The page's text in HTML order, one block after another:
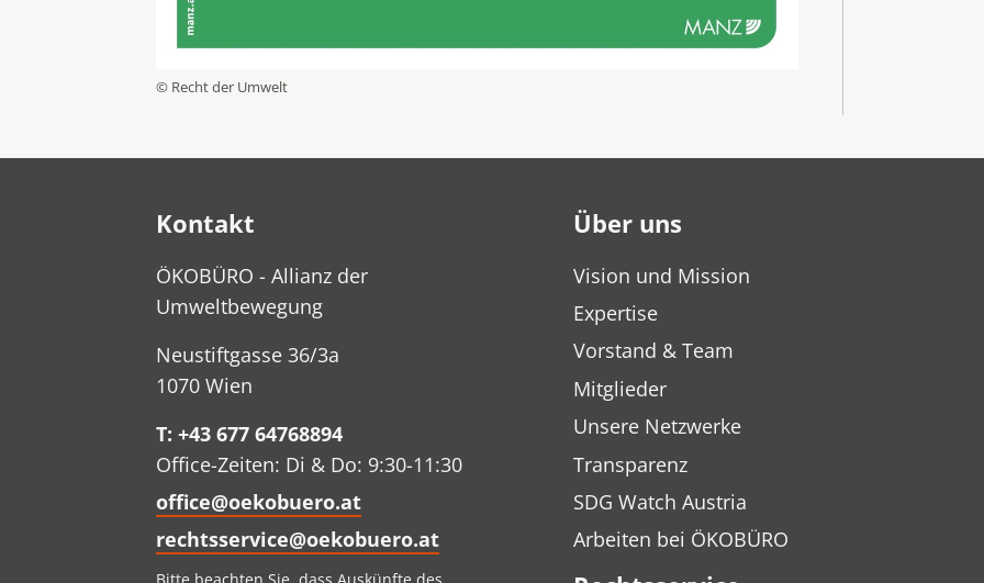
© Recht der Umwelt
Kontakt
ÖKOBÜRO - Allianz der
Umweltbewegung
Neustiftgasse 36/3a
1070 Wien
T: +43 677 64768894
Office-Zeiten: Di & Do: 9:30-11:30
office@oekobuero.at
rechtsservice@oekobuero.at
Über uns
Vision und Mission
Expertise
Vorstand & Team
Mitglieder
Unsere Netzwerke
Transparenz
SDG Watch Austria
Arbeiten bei ÖKOBÜRO